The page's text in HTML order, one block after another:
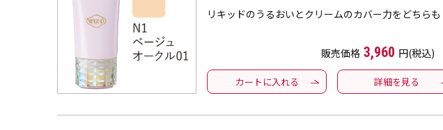
リキッドのうるおいとクリームのカバー力をどちらも
販売価格 3,960 円(税込)
カートに入れる 詳細を見る